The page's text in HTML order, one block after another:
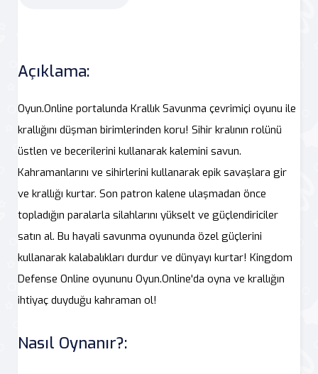
Açıklama:
Oyun.Online portalunda Krallık Savunma çevrimiçi oyunu ile
krallığını düşman birimlerinden koru! Sihir kralının rolünü
üstlen ve becerilerini kullanarak kalemini savun.
Kahramanlarını ve sihirlerini kullanarak epik savaşlara gir
ve krallığı kurtar. Son patron kalene ulaşmadan önce
topladığın paralarla silahlarını yükselt ve güçlendiriciler
satın al. Bu hayali savunma oyununda özel güçlerini
kullanarak kalabalıkları durdur ve dünyayı kurtar! Kingdom
Defense Online oyununu Oyun.Online'da oyna ve krallığın
ihtiyaç duyduğu kahraman ol!
Nasıl Oynanır?: